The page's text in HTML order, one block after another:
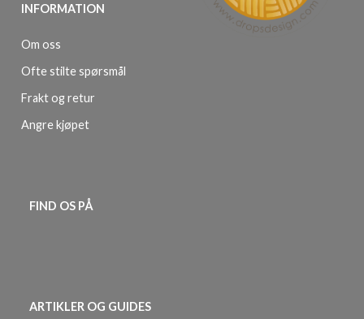
INFORMATION
Om oss
Ofte stilte spørsmål
Frakt og retur
Angre kjøpet
FIND OS PÅ
ARTIKLER OG GUIDES